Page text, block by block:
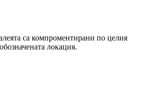
са компроментирани по целия
локация.